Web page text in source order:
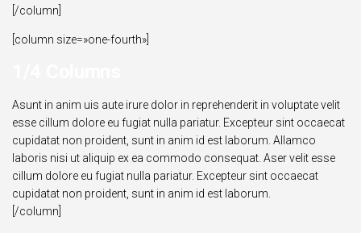
[/column]
[column size=»one-fourth»]
Asunt in anim uis aute irure dolor in reprehenderit in voluptate velit
esse cillum dolore eu fugiat nulla pariatur. Excepteur sint occaecat
cupidatat non proident, sunt in anim id est laborum. Allamco
laboris nisi ut aliquip ex ea commodo consequat. Aser velit esse
cillum dolore eu fugiat nulla pariatur. Excepteur sint occaecat
cupidatat non proident, sunt in anim id est laborum.
[/column]